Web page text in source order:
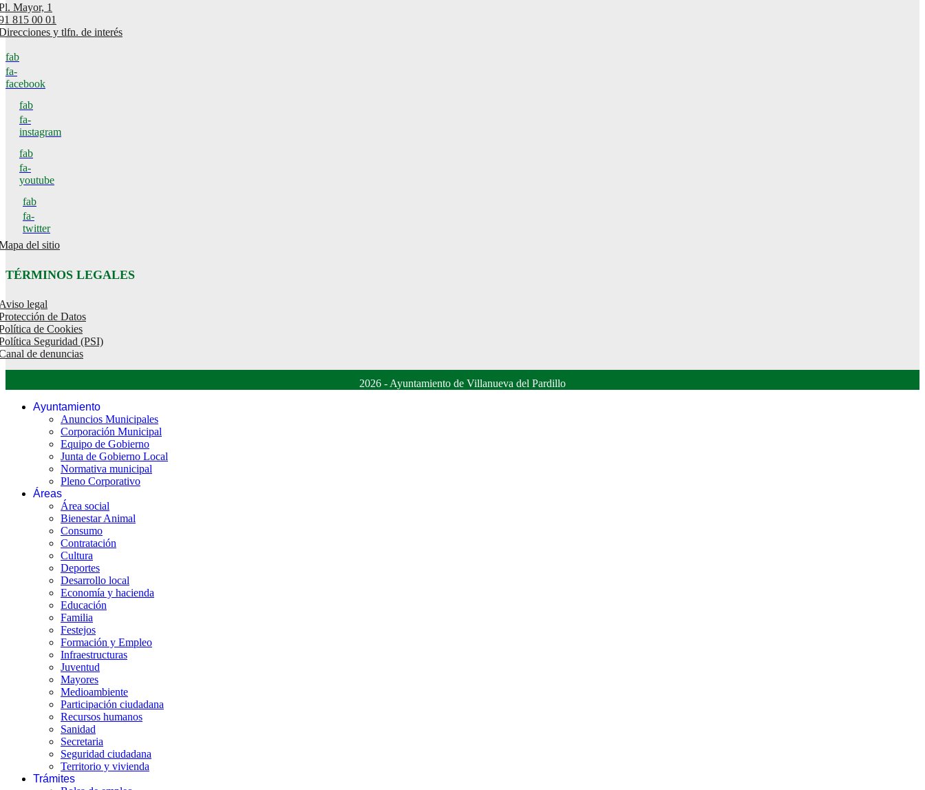
Mayor, 1
815 00 01
y tlfn. de interés
fab
fa-
facebook
fab
fa-
instagram
fab
fa-
youtube
fab
fa-
twitter
del sitio
TÉRMINOS LEGALES
legal
de Datos
de Cookies
Seguridad (PSI)
de denuncias
2026 - Ayuntamiento de Villanueva del Pardillo
Ayuntamiento
Anuncios Municipales
Corporación Municipal
Equipo de Gobierno
Junta de Gobierno Local
Normativa municipal
Pleno Corporativo
Áreas
Área social
Bienestar Animal
Consumo
Contratación
Cultura
Deportes
Desarrollo local
Economía y hacienda
Educación
Familia
Festejos
Formación y Empleo
Infraestructuras
Juventud
Mayores
Medioambiente
Participación ciudadana
Recursos humanos
Sanidad
Secretaria
Seguridad ciudadana
Territorio y vivienda
Trámites